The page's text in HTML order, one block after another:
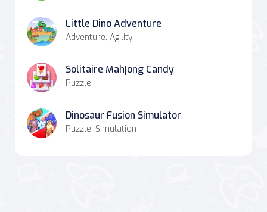
Little Dino Adventure
Adventure, Agility
Solitaire Mahjong Candy
Puzzle
Dinosaur Fusion Simulator
Puzzle, Simulation